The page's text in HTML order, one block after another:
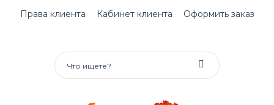
Права клиента Кабинет клиента Оформить заказ